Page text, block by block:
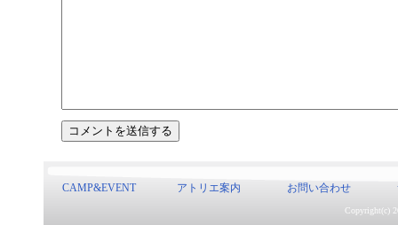
CAMP&EVENT アトリエ案内 お問い合わせ
Copyright(c)